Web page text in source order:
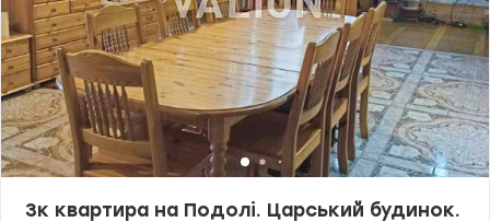
3к квартира на Подолі. Царський будинок.